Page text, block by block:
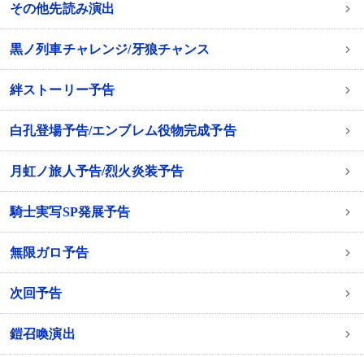
その他先読み演出
黒ノ列車チャレンジ/牙狼チャンス
絆ストーリー予告
白孔登場予告/エンブレム役物完成予告
月虹ノ旅人予告/烈火炎装予告
騎士実写SP発展予告
無限ガロ予告
次回予告
鎧召喚演出